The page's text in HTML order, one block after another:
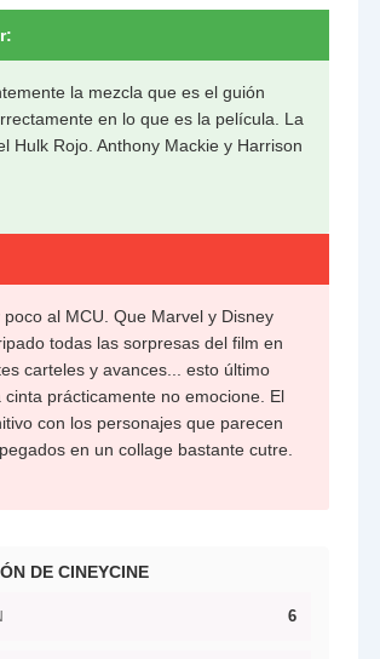
la mezcla que es el guión
en lo que es la película. La
Hulk Rojo. Anthony Mackie y Harrison
al MCU. Que Marvel y Disney
todas las sorpresas del film en
carteles y avances... esto último
cinta prácticamente no emocione. El
con los personajes que parecen
en un collage bastante cutre.
DE CINEYCINE
6